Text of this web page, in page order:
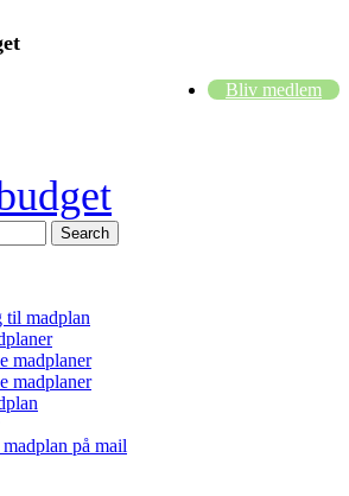
Bliv medlem
til madplan
madplaner
madplaner
på mail